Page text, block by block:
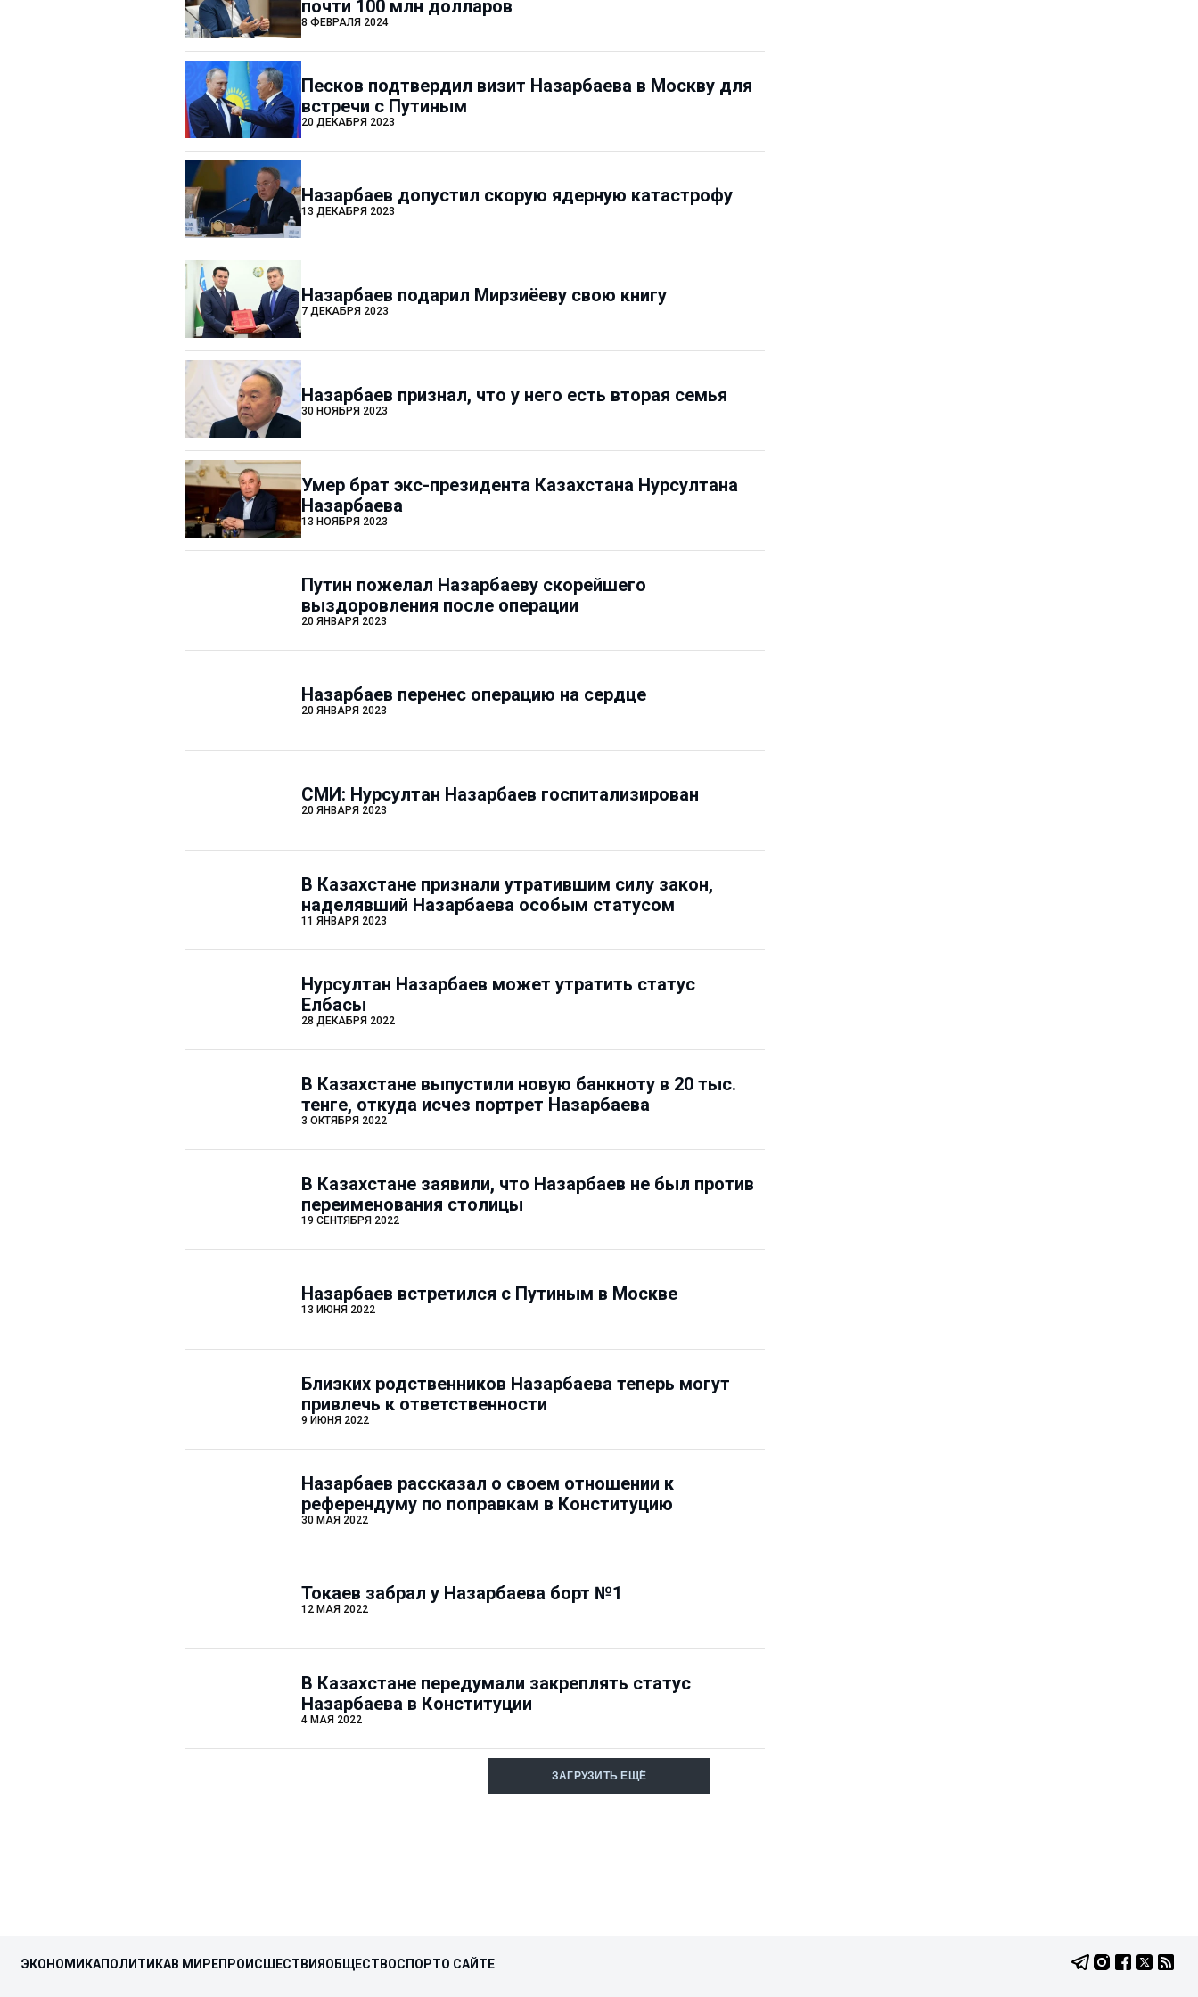
почти 100 млн долларов
8 ФЕВРАЛЯ 2024
Песков подтвердил визит Назарбаева в Москву для
встречи с Путиным
20 ДЕКАБРЯ 2023
Назарбаев допустил скорую ядерную катастрофу
13 ДЕКАБРЯ 2023
Назарбаев подарил Мирзиёеву свою книгу
7 ДЕКАБРЯ 2023
Назарбаев признал, что у него есть вторая семья
30 НОЯБРЯ 2023
Умер брат экс-президента Казахстана Нурсултана
Назарбаева
13 НОЯБРЯ 2023
Путин пожелал Назарбаеву скорейшего
выздоровления после операции
20 ЯНВАРЯ 2023
Назарбаев перенес операцию на сердце
20 ЯНВАРЯ 2023
СМИ: Нурсултан Назарбаев госпитализирован
20 ЯНВАРЯ 2023
В Казахстане признали утратившим силу закон,
наделявший Назарбаева особым статусом
11 ЯНВАРЯ 2023
Нурсултан Назарбаев может утратить статус
Елбасы
28 ДЕКАБРЯ 2022
В Казахстане выпустили новую банкноту в 20 тыс.
тенге, откуда исчез портрет Назарбаева
3 ОКТЯБРЯ 2022
В Казахстане заявили, что Назарбаев не был против
переименования столицы
19 СЕНТЯБРЯ 2022
Назарбаев встретился с Путиным в Москве
13 ИЮНЯ 2022
Близких родственников Назарбаева теперь могут
привлечь к ответственности
9 ИЮНЯ 2022
Назарбаев рассказал о своем отношении к
референдуму по поправкам в Конституцию
30 МАЯ 2022
Токаев забрал у Назарбаева борт №1
12 МАЯ 2022
В Казахстане передумали закреплять статус
Назарбаева в Конституции
4 МАЯ 2022
ЗАГРУЗИТЬ ЕЩЁ
ЭКОНОМИКАПОЛИТИКАВ МИРЕПРОИСШЕСТВИЯ ОБЩЕСТВОСПОРТО САЙТЕ